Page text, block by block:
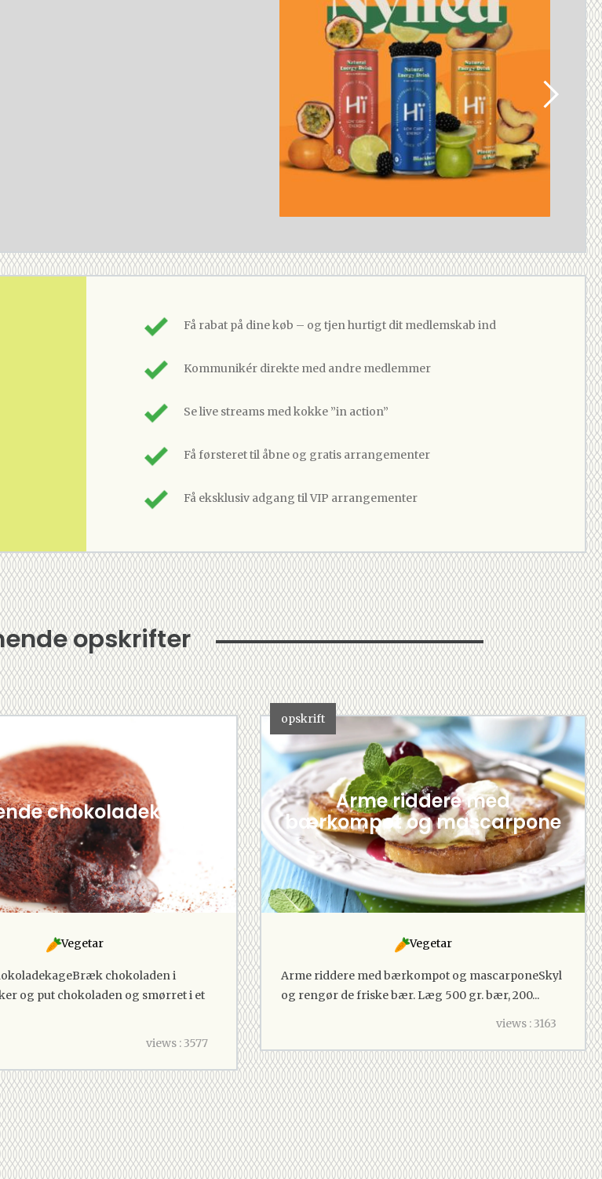
Få rabat på dine køb – og tjen hurtigt dit medlemskab ind
Kommunikér direkte med andre medlemmer
Se live streams med kokke ”in action”
Få førsteret til åbne og gratis arrangementer
Få eksklusiv adgang til VIP arrangementer
opskrifter
chokoladekage
Vegetar
chokoladen i
og put chokoladen og smørret i et
views : 3577
opskrift
Arme riddere med
bærkompot og mascarpone
Vegetar
Arme riddere med bærkompot og mascarponeSkyl
og rengør de friske bær. Læg 500 gr. bær, 200...
views : 3163